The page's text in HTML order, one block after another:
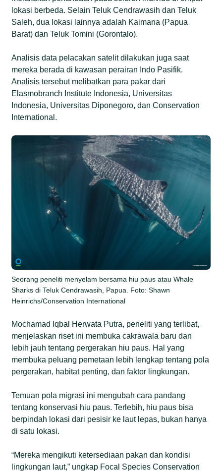
lokasi berbeda. Selain Teluk Cendrawasih dan Teluk
Saleh, dua lokasi lainnya adalah Kaimana (Papua
Barat) dan Teluk Tomini (Gorontalo).
Analisis data pelacakan satelit dilakukan juga saat
mereka berada di kawasan perairan Indo Pasifik.
Analisis tersebut melibatkan para pakar dari
Elasmobranch Institute Indonesia, Universitas
Indonesia, Universitas Diponegoro, dan Conservation
International.
Seorang peneliti menyelam bersama hiu paus atau Whale
Sharks di Teluk Cendrawasih, Papua. Foto: Shawn
Heinrichs/Conservation International
Mochamad Iqbal Herwata Putra, peneliti yang terlibat,
menjelaskan riset ini membuka cakrawala baru dan
lebih jauh tentang pergerakan hiu paus. Hal yang
membuka peluang pemetaan lebih lengkap tentang pola
pergerakan, habitat penting, dan faktor lingkungan.
Temuan pola migrasi ini mengubah cara pandang
tentang konservasi hiu paus. Terlebih, hiu paus bisa
berpindah lokasi dari pesisir ke laut lepas, bukan hanya
di satu lokasi.
“Mereka mengikuti ketersediaan pakan dan kondisi
lingkungan laut,” ungkap Focal Species Conservation